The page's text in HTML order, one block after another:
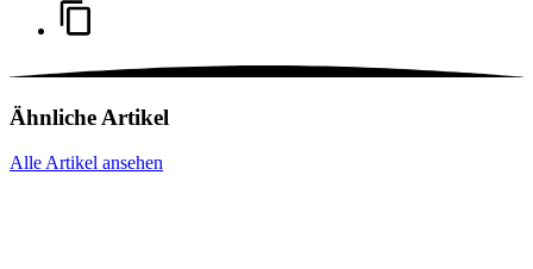
Ähnliche Artikel
Alle Artikel ansehen